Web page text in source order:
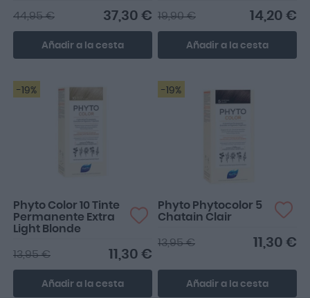
37,30 €
44,95 €
Añadir a la cesta
14,20 €
19,90 €
Añadir a la cesta
-19%
Phyto Color 10 Tinte
Permanente Extra
Light Blonde
11,30 €
13,95 €
Añadir a la cesta
-19%
Phyto Phytocolor 5
Chatain Clair
11,30 €
13,95 €
Añadir a la cesta